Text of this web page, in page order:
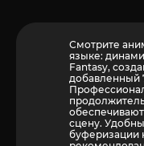
Смотрите
языке:
Fantasy,
добавленный
сцену.
буферизации